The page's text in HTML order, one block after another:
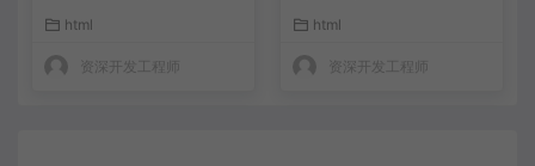
html
资深开发工程师
html
资深开发工程师